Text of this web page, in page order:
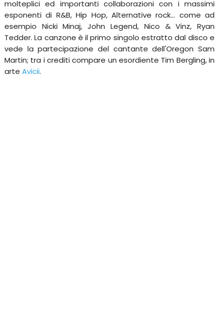
molteplici ed importanti collaborazioni con i massimi
esponenti di R&B, Hip Hop, Alternative rock... come ad
esempio Nicki Minaj, John Legend, Nico & Vinz, Ryan
Tedder. La canzone è il primo singolo estratto dal disco e
vede la partecipazione del cantante dell'Oregon Sam
Martin; tra i crediti compare un esordiente Tim Bergling, in
arte Avicii.